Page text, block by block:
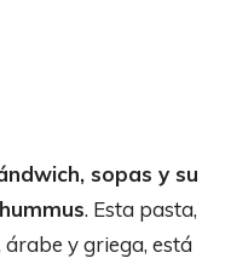
sopas y su
. Esta pasta,
y griega, está